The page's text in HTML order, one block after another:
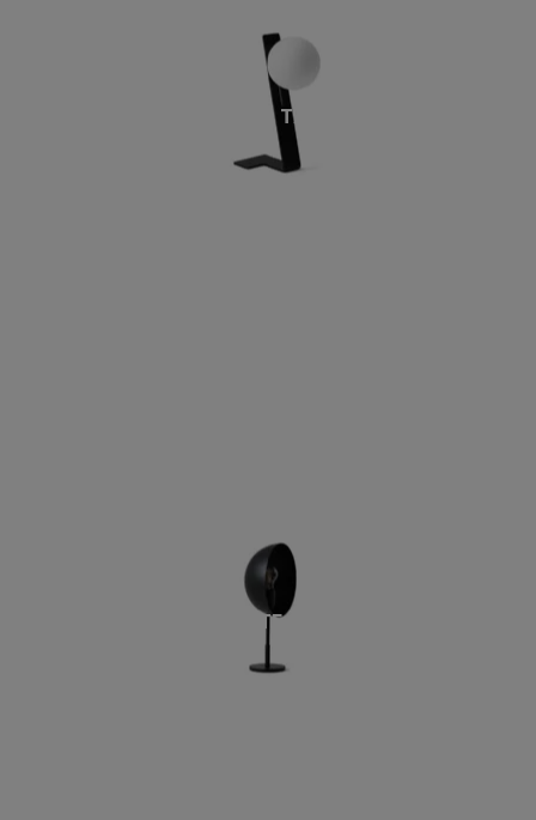
SUSPENSE TAVOLO
CHARLOTTE TAVOLO